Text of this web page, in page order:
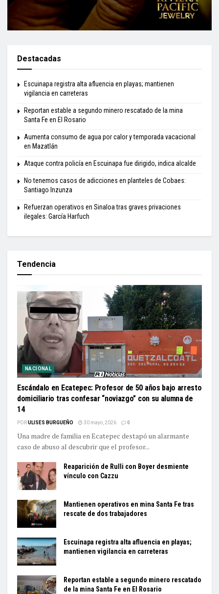
Destacadas
Escuinapa registra alta afluencia en playas; mantienen
vigilancia en carreteras
Reportan estable a segundo minero rescatado de la mina
Santa Fe en El Rosario
Aumenta consumo de agua por calor y temporada vacacional
en Mazatlán
Ataque contra policía en Escuinapa fue dirigido, indica alcalde
No tenemos casos de adicciones en planteles de Cobaes:
Santiago Inzunza
Refuerzan operativos en Sinaloa tras graves privaciones
ilegales: García Harfuch
Tendencia
NACIONAL
Escándalo en Ecatepec: Profesor de 50 años bajo arresto
domiciliario tras confesar “noviazgo” con su alumna de
14
PORULISES BURGUEÑO 30 mayo, 2026 0
Una madre de familia en Ecatepec destapó un alarmante
caso de abuso al descubrir que el profesor...
Reaparición de Rulli con Boyer desmiente
vínculo con Cazzu
Mantienen operativos en mina Santa Fe tras
rescate de dos trabajadores
Escuinapa registra alta afluencia en playas;
mantienen vigilancia en carreteras
Reportan estable a segundo minero rescatado
de la mina Santa Fe en El Rosario